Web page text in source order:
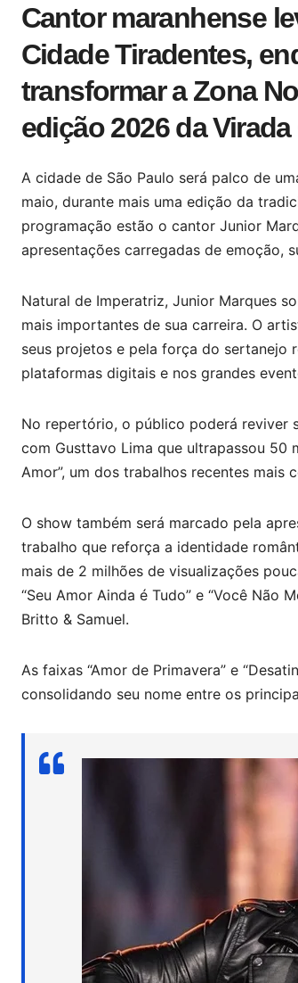
Cantor maranhense
Cidade Tiradentes,
transformar a Zona
edição 2026 da
A cidade de São Paulo será palco de
maio, durante mais uma edição da
programação estão o cantor Junior
apresentações carregadas de emoção,
Natural de Imperatriz, Junior Marques
mais importantes de sua carreira. O
seus projetos e pela força do sertanejo
plataformas digitais e nos grandes
No repertório, o público poderá reviver
com Gusttavo Lima que ultrapassou 50
Amor”, um dos trabalhos recentes
O show também será marcado pela
trabalho que reforça a identidade
mais de 2 milhões de visualizações
“Seu Amor Ainda é Tudo” e “Você Não
Britto & Samuel.
As faixas “Amor de Primavera” e
consolidando seu nome entre os